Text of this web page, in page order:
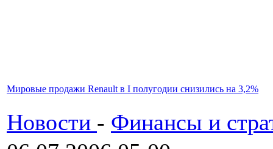
Мировые продажи Renault в I полугодии снизились на 3,2%
Новости - Финансы и